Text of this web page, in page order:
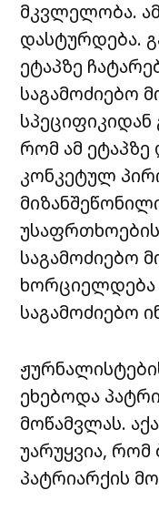
მკვლელობა.
დასტურდება.
ეტაპზე
საგამოძიებო
სპეციფიკიდან
რომ ამ
კონკეტულ
საგამოძიებო
ხორციელდება
საგამოძიებო
ეხებოდა
მოწამვლას.
უარუყვია,
პატრიარქის